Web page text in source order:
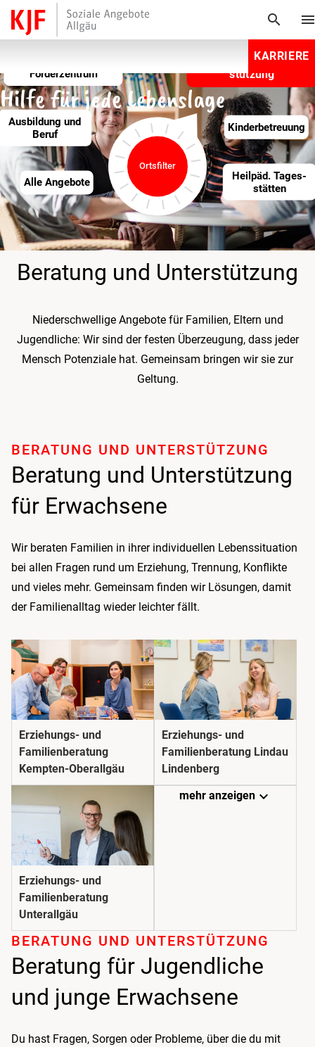
search
KARRIERE
Hilfe für jede Lebenslage
Alle Angebote
Ausbildung und
Beruf
Förderzentrum
Beratung und Unter­
stützung
Kinder­betreuung
Heilpäd­. Tages­
stätten
Ortsfilter
Beratung und Unter­stützung
Niederschwellige Angebote für Familien, Eltern und
Jugendliche: Wir sind der festen Überzeugung, dass jeder
Mensch Potenziale hat. Gemeinsam bringen wir sie zur
Geltung.
Beratung und Unterstützung
für Erwachsene
BERATUNG UND UNTER­STÜTZUNG
Wir beraten Familien in ihrer individuellen Lebenssituation
bei allen Fragen rund um Erziehung, Trennung, Konflikte
und vieles mehr. Gemeinsam finden wir Lösungen, damit
der Familienalltag wieder leichter fällt.
Erziehungs- und
Familienberatung
Kempten-Oberallgäu
Erziehungs- und
Familienberatung Lindau
Lindenberg
Erziehungs- und
Familienberatung
Unterallgäu
mehr anzeigenexpand_more
Beratung für Jugendliche
und junge Erwachsene
BERATUNG UND UNTER­STÜTZUNG
Du hast Fragen, Sorgen oder Probleme, über die du mit